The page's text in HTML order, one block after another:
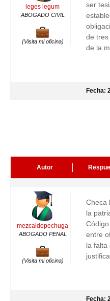
leges legum
ABOGADO CIVIL
(Visita mi oficina)
ser
de tres
de la
Fecha:
Autor
mezcaldepechuga
ABOGADO PENAL
(Visita mi oficina)
Checa
la
entre
la falta
Fecha: